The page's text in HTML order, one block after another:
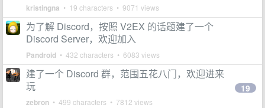
kristingna • 19 characters • 9071 views
为了解 Discord，按照 V2EX 的话题建了一个
Discord Server，欢迎加入
Pandroid • 432 characters • 6083 views
建了一个 Discord 群，范围五花八门，欢迎进来
玩
zebron • 499 characters • 7812 views
19